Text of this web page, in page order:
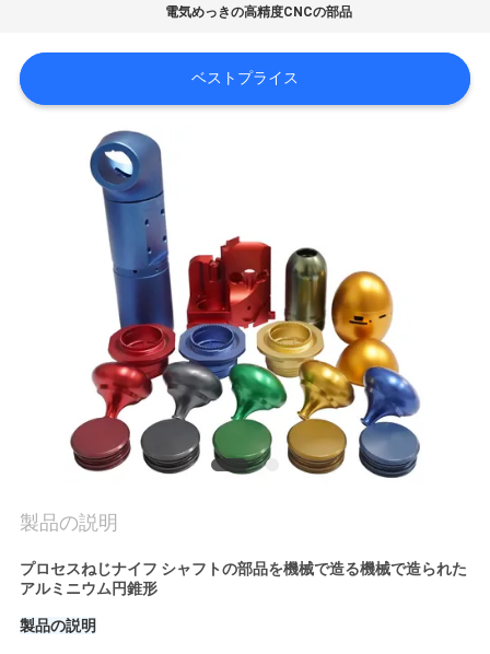
ー
さ
い
ニ
電気めっきの高精度CNCの部品
ベストプライス
製品の説明
プロセスねじナイフ シャフトの部品を機械で造る機械で造られた
アルミニウム円錐形
製品の説明